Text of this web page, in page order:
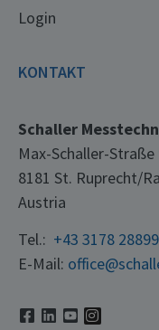
Login
KONTAKT
Schaller
Max-Schaller-Straße
8181 St. Ruprecht/
Austria
Tel.: +43 3178 28899
E-Mail: